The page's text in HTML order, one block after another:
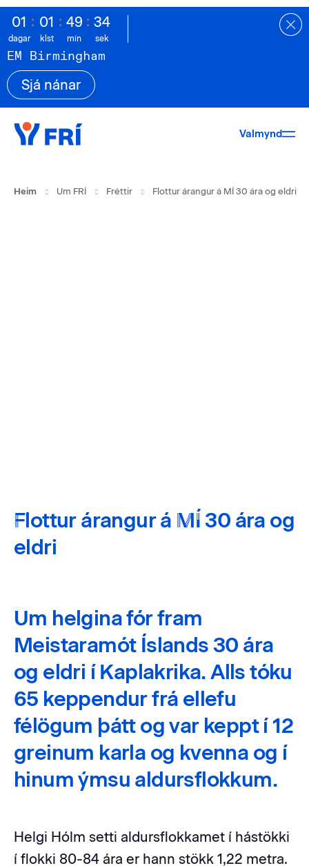
01
dagar
: 01
klst
: 49
mín
: 34
sek
EM Birmingham
Sjá nánar
Valmynd
Heim Um FRÍ Fréttir Flottur árangur á MÍ 30 ára og eldri
Flottur árangur á MÍ 30 ára og
eldri
Um helgina fór fram
Meistaramót Íslands 30 ára
og eldri í Kaplakrika. Alls tóku
65 keppendur frá ellefu
félögum þátt og var keppt í 12
greinum karla og kvenna og í
hinum ýmsu aldursflokkum.
Helgi Hólm setti aldursflokkamet í hástökki
í flokki 80-84 ára er hann stökk 1,22 metra.